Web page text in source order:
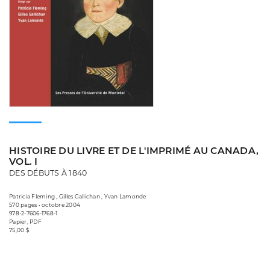
HISTOIRE DU LIVRE ET DE L'IMPRIMÉ AU CANADA,
VOL. I
DES DÉBUTS À 1840
Patricia Fleming , Gilles Gallichan , Yvan Lamonde
570 pages • octobre 2004
978-2-7606-1768-1
Papier, PDF
75,00 $